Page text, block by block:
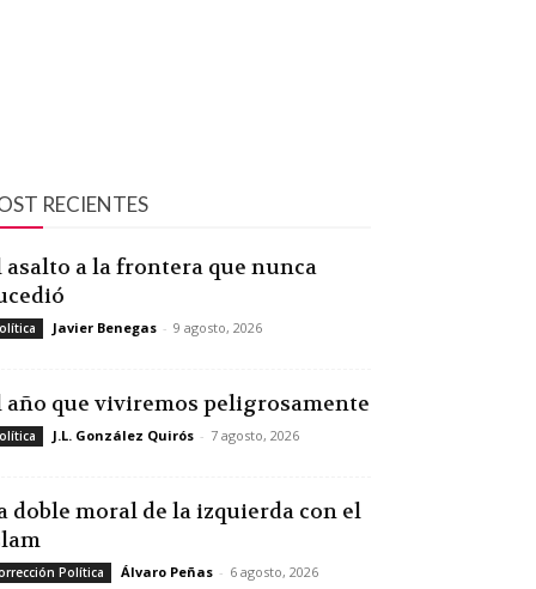
RECIENTES
asalto a la frontera que nunca
Javier Benegas - 9 agosto, 2026
año que viviremos peligrosamente
J.L. González Quirós - 7 agosto, 2026
doble moral de la izquierda con el
Política Álvaro Peñas - 6 agosto, 2026